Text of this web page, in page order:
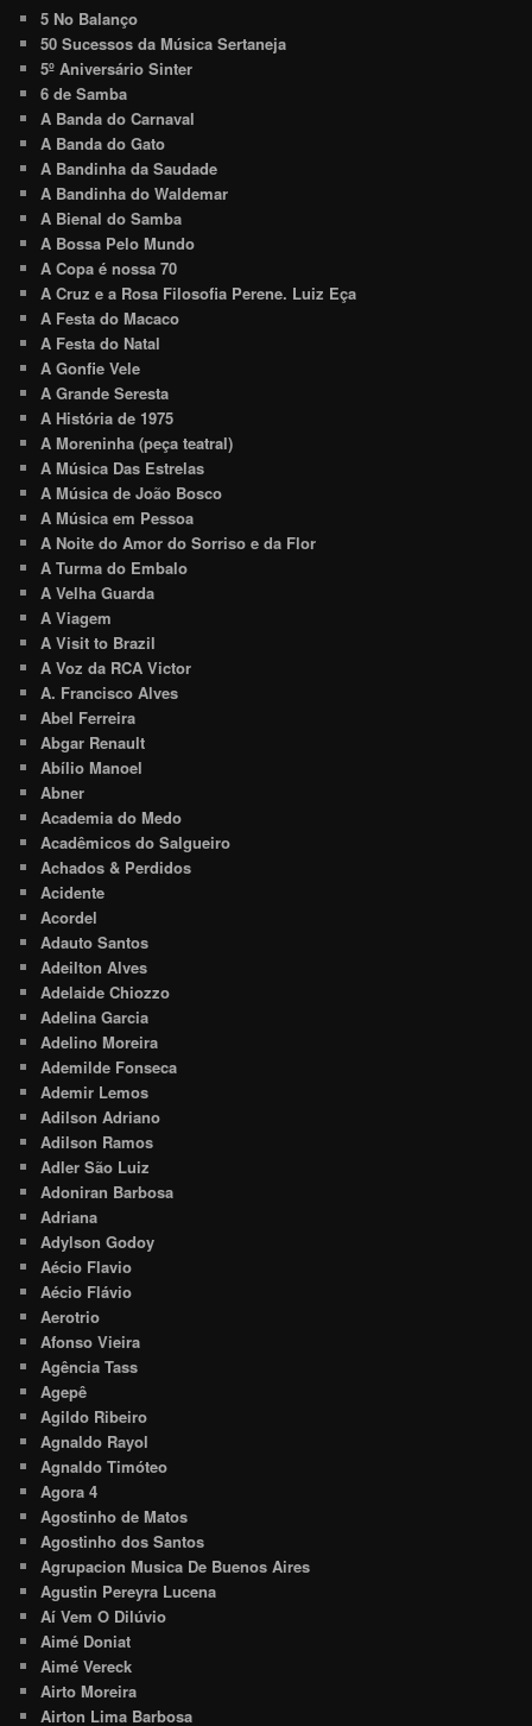
5 No Balanço
50 Sucessos da Música Sertaneja
5º Aniversário Sinter
6 de Samba
A Banda do Carnaval
A Banda do Gato
A Bandinha da Saudade
A Bandinha do Waldemar
A Bienal do Samba
A Bossa Pelo Mundo
A Copa é nossa 70
A Cruz e a Rosa Filosofia Perene. Luiz Eça
A Festa do Macaco
A Festa do Natal
A Gonfie Vele
A Grande Seresta
A História de 1975
A Moreninha (peça teatral)
A Música Das Estrelas
A Música de João Bosco
A Música em Pessoa
A Noite do Amor do Sorriso e da Flor
A Turma do Embalo
A Velha Guarda
A Viagem
A Visit to Brazil
A Voz da RCA Victor
A. Francisco Alves
Abel Ferreira
Abgar Renault
Abílio Manoel
Abner
Academia do Medo
Acadêmicos do Salgueiro
Achados & Perdidos
Acidente
Acordel
Adauto Santos
Adeilton Alves
Adelaide Chiozzo
Adelina Garcia
Adelino Moreira
Ademilde Fonseca
Ademir Lemos
Adilson Adriano
Adilson Ramos
Adler São Luiz
Adoniran Barbosa
Adriana
Adylson Godoy
Aécio Flavio
Aécio Flávio
Aerotrio
Afonso Vieira
Agência Tass
Agepê
Agildo Ribeiro
Agnaldo Rayol
Agnaldo Timóteo
Agora 4
Agostinho de Matos
Agostinho dos Santos
Agrupacion Musica De Buenos Aires
Agustin Pereyra Lucena
Aí Vem O Dilúvio
Aimé Doniat
Aimé Vereck
Airto Moreira
Airton Lima Barbosa